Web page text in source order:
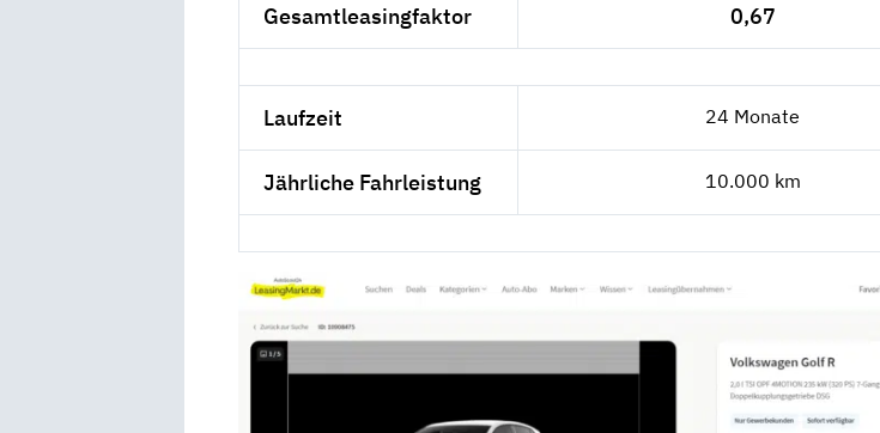
Gesamtleasingfaktor 0,67
Laufzeit 24 Monate
Jährliche Fahrleistung 10.000 km